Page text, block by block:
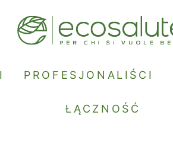
PROFESJONALIŚCI
ŁĄCZNOŚĆ